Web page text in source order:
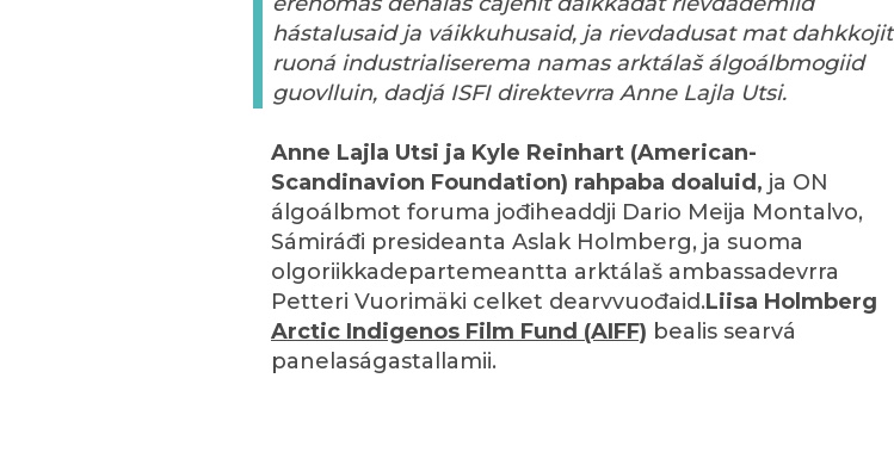
hástalusaid ja váikkuhusaid, ja rievdadusat mat dahkkojit
ruoná industrialiserema namas arktálaš álgoálbmogiid
guovlluin, dadjá ISFI direktevrra Anne Lajla Utsi.
Anne Lajla Utsi ja Kyle Reinhart (American-
Scandinavion Foundation) rahpaba doaluid, ja ON
álgoálbmot foruma jođiheaddji Dario Meija Montalvo,
Sámiráđi presideanta Aslak Holmberg, ja suoma
olgoriikkadepartemeantta arktálaš ambassadevrra
Petteri Vuorimäki celket dearvvuođaid.Liisa Holmberg
Arctic Indigenos Film Fund (AIFF) bealis searvá
panelaságastallamii.